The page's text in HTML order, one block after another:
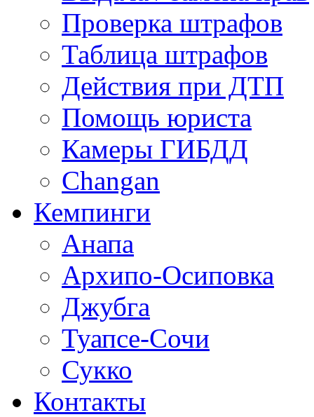
Проверка штрафов
Таблица штрафов
Действия при ДТП
Помощь юриста
Камеры ГИБДД
Сhangan
Кемпинги
Анапа
Архипо-Осиповка
Джубга
Туапсе-Сочи
Сукко
Контакты